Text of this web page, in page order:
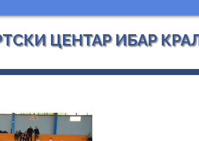
ЦЕНТАР ИБАР